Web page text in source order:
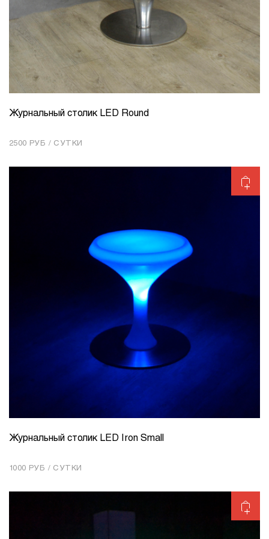
КОЛИЧЕСТВО 1
Журнальный столик LED Round
2500 РУБ / СУТКИ
КОЛИЧЕСТВО 1
Журнальный столик LED Iron Small
1000 РУБ / СУТКИ